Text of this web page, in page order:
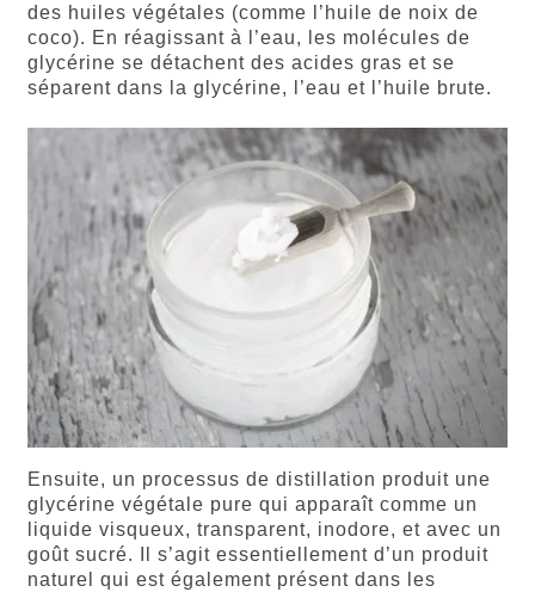
des huiles végétales (comme l’huile de noix de
coco). En réagissant à l’eau, les molécules de
glycérine se détachent des acides gras et se
séparent dans la glycérine, l’eau et l’huile brute.
Ensuite, un processus de distillation produit une
glycérine végétale pure qui apparaît comme un
liquide visqueux, transparent, inodore, et avec un
goût sucré. Il s’agit essentiellement d’un produit
naturel qui est également présent dans les